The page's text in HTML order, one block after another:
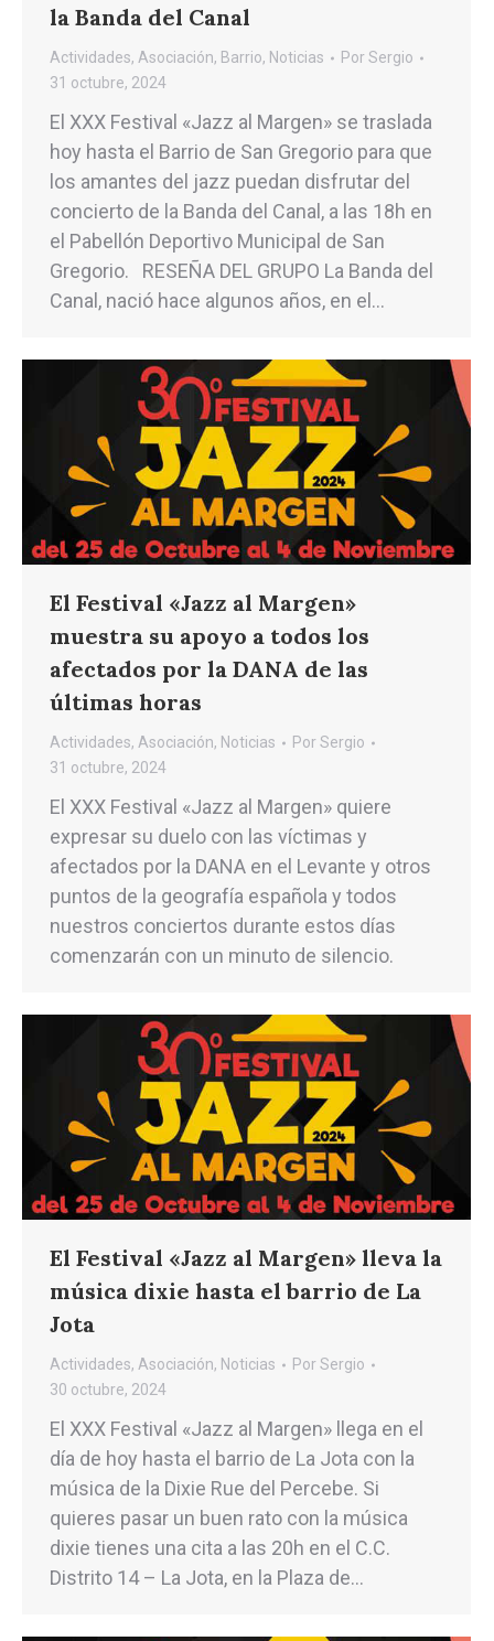
la Banda del Canal
Actividades, Asociación, Barrio, Noticias PorSergio
31 octubre, 2024
El XXX Festival «Jazz al Margen» se traslada
hoy hasta el Barrio de San Gregorio para que
los amantes del jazz puedan disfrutar del
concierto de la Banda del Canal, a las 18h en
el Pabellón Deportivo Municipal de San
Gregorio. RESEÑA DEL GRUPO La Banda del
Canal, nació hace algunos años, en el…
El Festival «Jazz al Margen»
muestra su apoyo a todos los
afectados por la DANA de las
últimas horas
Actividades, Asociación, Noticias PorSergio
31 octubre, 2024
El XXX Festival «Jazz al Margen» quiere
expresar su duelo con las víctimas y
afectados por la DANA en el Levante y otros
puntos de la geografía española y todos
nuestros conciertos durante estos días
comenzarán con un minuto de silencio.
El Festival «Jazz al Margen» lleva la
música dixie hasta el barrio de La
Jota
Actividades, Asociación, Noticias PorSergio
30 octubre, 2024
El XXX Festival «Jazz al Margen» llega en el
día de hoy hasta el barrio de La Jota con la
música de la Dixie Rue del Percebe. Si
quieres pasar un buen rato con la música
dixie tienes una cita a las 20h en el C.C.
Distrito 14 – La Jota, en la Plaza de…